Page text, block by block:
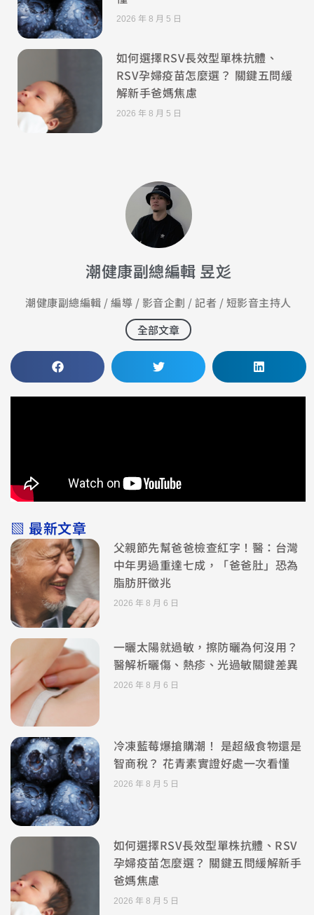
2026 年 8 月 5 日
如何選擇RSV長效型單株抗體、
RSV孕婦疫苗怎麼選？ 關鍵五問緩
解新手爸媽焦慮
2026 年 8 月 5 日
潮健康副總編輯 昱彣
潮健康副總編輯 / 編導 / 影音企劃 / 記者 / 短影音主持人
全部文章
▧ 最新文章
父親節先幫爸爸檢查紅字！醫：台灣
中年男過重達七成，「爸爸肚」恐為
脂肪肝徵兆
2026 年 8 月 6 日
一曬太陽就過敏，擦防曬為何沒用？
醫解析曬傷、熱疹、光過敏關鍵差異
2026 年 8 月 6 日
冷凍藍莓爆搶購潮！ 是超級食物還是
智商稅？ 花青素實證好處一次看懂
2026 年 8 月 5 日
如何選擇RSV長效型單株抗體、RSV
孕婦疫苗怎麼選？ 關鍵五問緩解新手
爸媽焦慮
2026 年 8 月 5 日